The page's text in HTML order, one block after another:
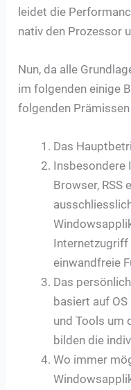
leidet die
nativ den Prozessor
Nun, da alle
im folgenden einige
folgenden
Das
Insbesondere
Browser, RSS
einwandfreie
Das
basiert auf OS
und Tools um
bilden die
Wo immer